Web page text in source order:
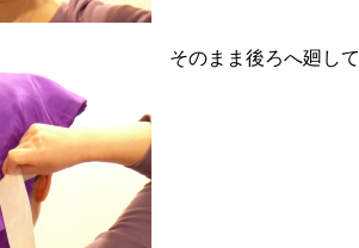
そのまま後ろへ廻し